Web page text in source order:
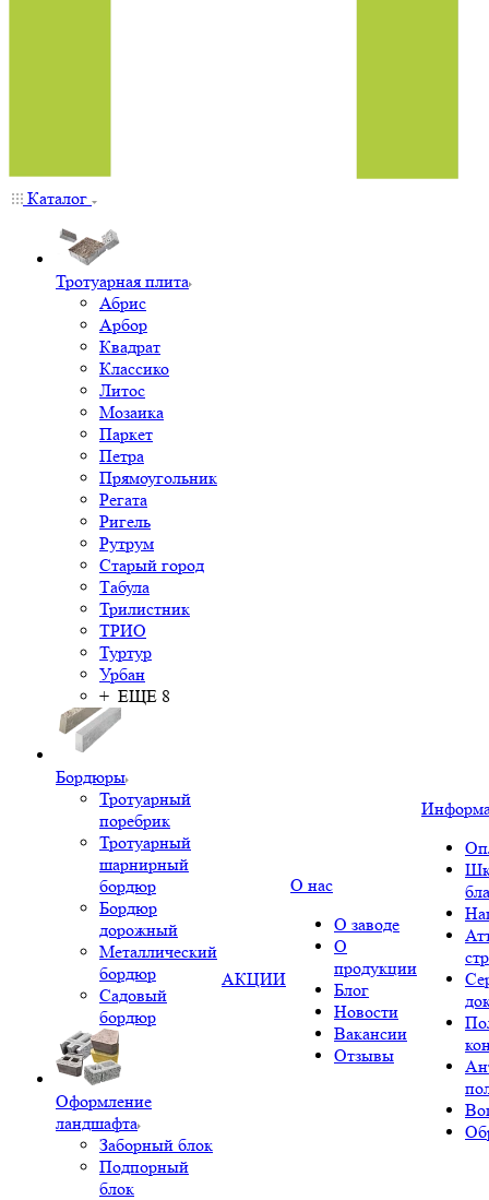
Каталог
Тротуарная плита
Абрис
Арбор
Квадрат
Классико
Литос
Мозаика
Паркет
Петра
Прямоугольник
Регата
Ригель
Рутрум
Старый город
Табула
Трилистник
ТРИО
Туртур
Урбан
+ ЕЩЕ 8
Бордюры
Тротуарный
поребрик
Тротуарный
шарнирный
бордюр
Бордюр
дорожный
Металлический
бордюр
Садовый
бордюр
Оформление
ландшафта
Заборный блок
Подпорный
блок
АКЦИИ
О нас
О заводе
О
продукции
Блог
Новости
Вакансии
Отзывы